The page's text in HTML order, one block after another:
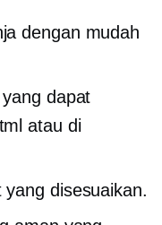
dengan mudah
dapat
atau di
disesuaikan.